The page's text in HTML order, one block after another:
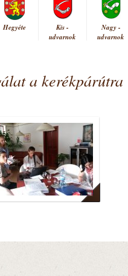
Hegyéte
Kis -
udvarnok
Nagy -
udvarnok
a kerékpárútra